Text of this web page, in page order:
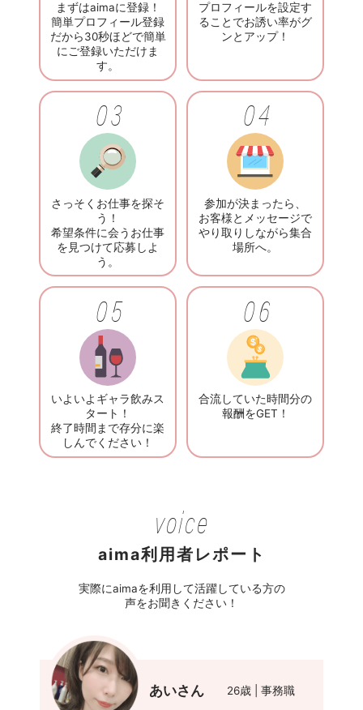
まずはaimaに登録！
簡単プロフィール登録
だから30秒ほどで簡単
にご登録いただけま
す。
プロフィールを設定す
ることでお誘い率がグ
ンとアップ！
03
さっそくお仕事を探そ
う！
希望条件に会うお仕事
を見つけて応募しよ
う。
04
参加が決まったら、
お客様とメッセージで
やり取りしながら集合
場所へ。
05
いよいよギャラ飲みス
タート！
終了時間まで存分に楽
しんでください！
06
合流していた時間分の
報酬をGET！
voice
aima利用者レポート
実際にaimaを利用して活躍している方の
声をお聞きください！
あいさん 26歳 | 事務職